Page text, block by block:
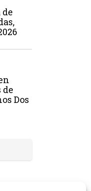
de
Dos